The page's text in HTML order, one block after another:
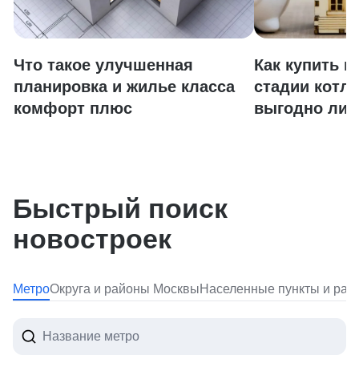
Что такое улучшенная
планировка и жилье класса
комфорт плюс
Как купить
стадии
выгодно ли
Быстрый поиск
новостроек
МетроОкруга и районы МосквыНаселенные пункты и